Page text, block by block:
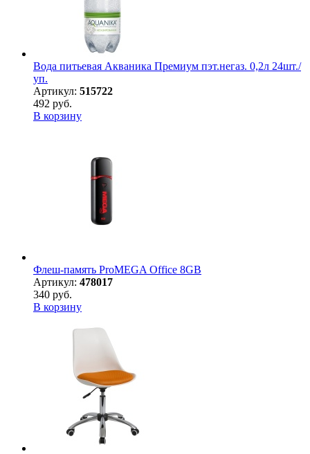
Вода питьевая Акваника Премиум пэт.негаз. 0,2л 24шт./
уп.
Артикул: 515722
492 руб.
В корзину
Флеш-память ProMEGA Office 8GB
Артикул: 478017
340 руб.
В корзину